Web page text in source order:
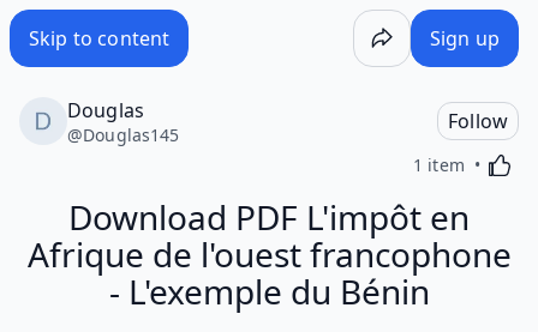
Skip to content Sign up
Douglas
@Douglas145
Follow
1 item
Download PDF L'impôt en
Afrique de l'ouest francophone
- L'exemple du Bénin